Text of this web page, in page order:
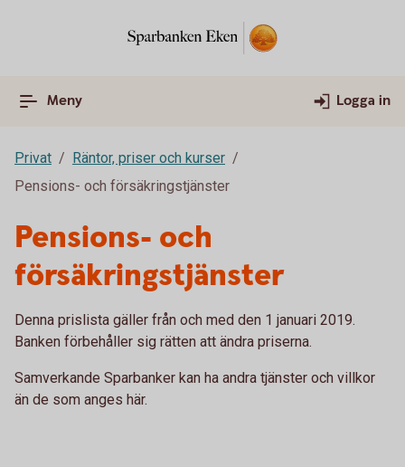
Meny Logga in
Privat
Räntor, priser och kurser
Pensions- och försäkringstjänster
Pensions- och
försäkringstjänster
Denna prislista gäller från och med den 1 januari 2019.
Banken förbehåller sig rätten att ändra priserna.
Samverkande Sparbanker kan ha andra tjänster och villkor
än de som anges här.